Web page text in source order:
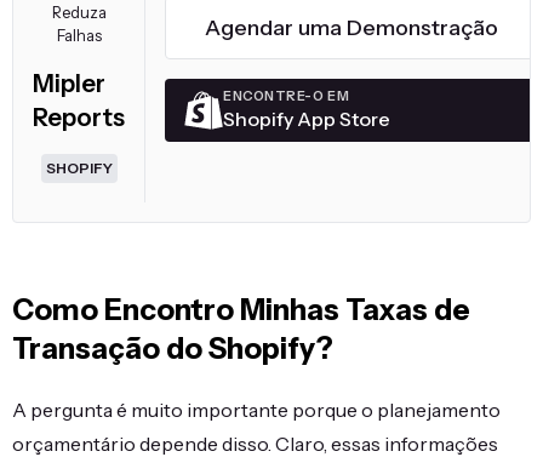
Reduza
Falhas
Mipler
Reports
SHOPIFY
Agendar uma Demonstração
ENCONTRE-O EM
Shopify App Store
Como Encontro Minhas Taxas de
Transação do Shopify?
A pergunta é muito importante porque o planejamento
orçamentário depende disso. Claro, essas informações